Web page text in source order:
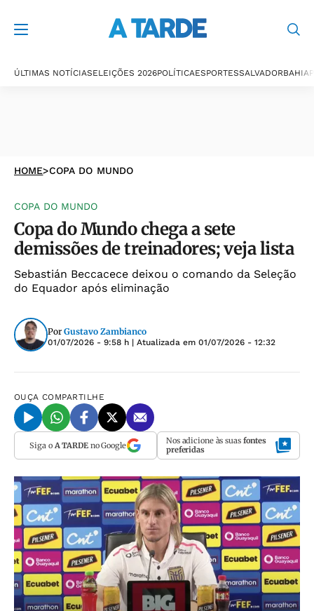
ÚLTIMAS NOTÍCIASELEIÇÕES 2026POLÍTICAESPORTESSALVADORBAHIA
HOME>COPA DO MUNDO
COPA DO MUNDO
Copa do Mundo chega a sete
demissões de treinadores; veja lista
Sebastián Beccacece deixou o comando da Seleção
do Equador após eliminação
Por Gustavo Zambianco
01/07/2026 - 9:58 h | Atualizada em 01/07/2026 - 12:32
OUÇA COMPARTILHE
Siga o A TARDEno Google Nos adicione às suas fontes
preferidas